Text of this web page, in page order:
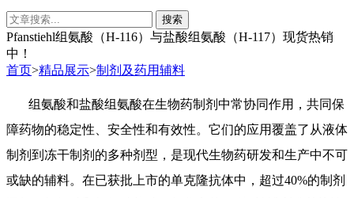
Pfanstiehl组氨酸（H-116）与盐酸组氨酸（H-117）现货热销
中！
首页>精品展示>制剂及药用辅料
组氨酸和盐酸组氨酸在生物药制剂中常协同作用，共同保
障药物的稳定性、安全性和有效性。它们的应用覆盖了从液体
制剂到冻干制剂的多种剂型，是现代生物药研发和生产中不可
或缺的辅料。在已获批上市的单克隆抗体中，超过40%的制剂